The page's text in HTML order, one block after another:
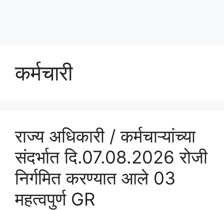
कर्मचारी
राज्य अधिकारी / कर्मचाऱ्यांच्या
संदर्भात दि.07.08.2026 रोजी
निर्गमित करण्यात आले 03
महत्वपुर्ण GR